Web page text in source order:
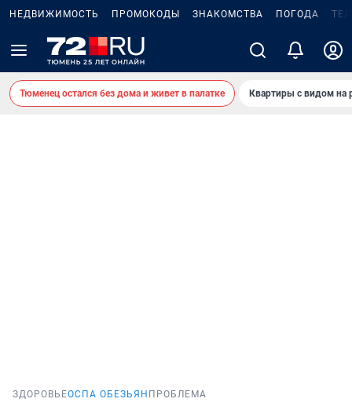
НЕДВИЖИМОСТЬ ПРОМОКОДЫ ЗНАКОМСТВА ПОГОДА
Тюменец остался без дома и живет в палатке Квартиры с видом на
ЗДОРОВЬЕОСПА ОБЕЗЬЯН ПРОБЛЕМА